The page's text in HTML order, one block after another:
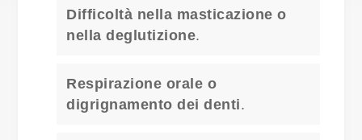
Difficoltà nella masticazione o
nella deglutizione.
Respirazione orale o
digrignamento dei denti.